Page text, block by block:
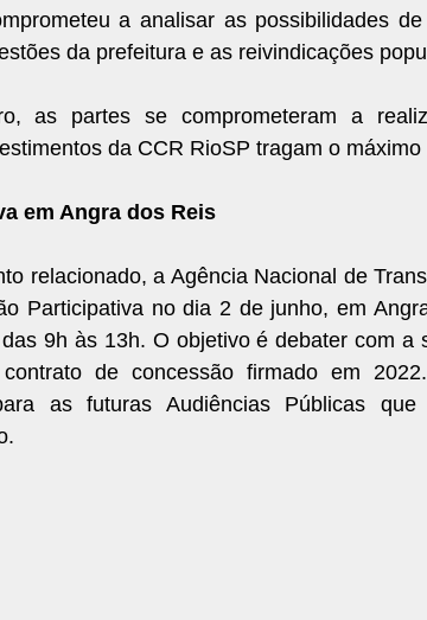
a analisar as possibilidades
da prefeitura e as reivindicações
as partes se comprometeram a
da CCR RioSP tragam o
em Angra dos Reis
relacionado, a Agência Nacional de
Participativa no dia 2 de junho, em
9h às 13h. O objetivo é debater com a
de concessão firmado em
as futuras Audiências Públicas que